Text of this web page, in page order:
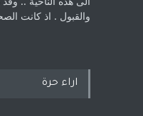
والقبول . اذ كانت
اراء حرة